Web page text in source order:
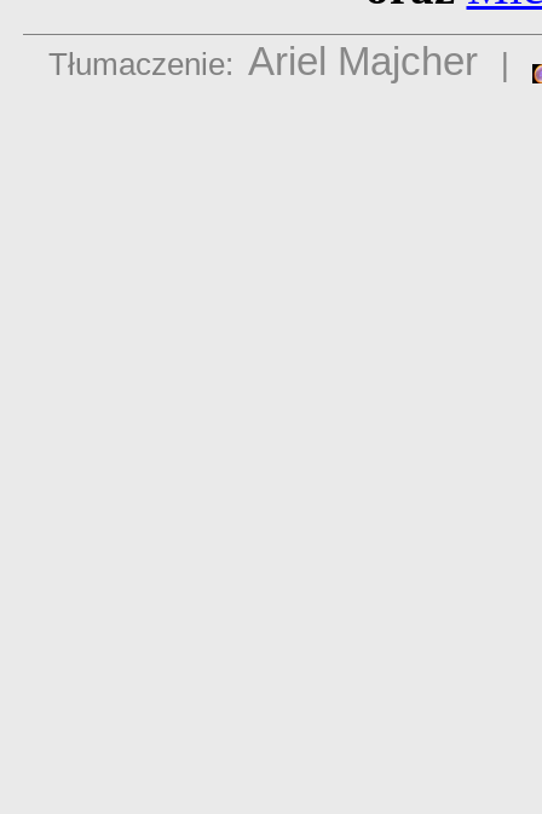
Tłumaczenie: Ariel Majcher |